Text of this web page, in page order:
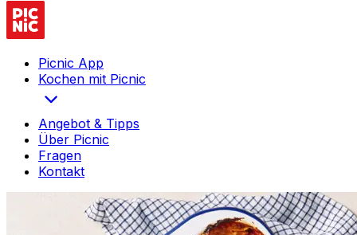
Picnic App
Kochen mit Picnic
Angebot & Tipps
Über Picnic
Fragen
Kontakt